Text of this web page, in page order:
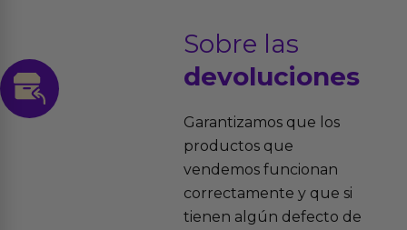
Sobre las
devoluciones
Garantizamos que los
productos que
vendemos funcionan
correctamente y que si
tienen algún defecto de